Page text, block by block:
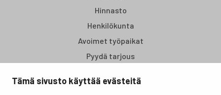
Tämä sivusto käyttää evästeitä
Hinnasto
Henkilökunta
Avoimet työpaikat
Pyydä tarjous